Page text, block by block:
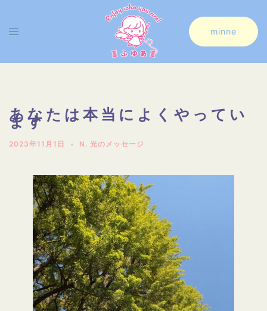
ン
ン
ス
キ
ト
ニ
ュ
ー
minne
あなたは本当によくやってい
ます
2023年11月1日 N. 光のメッセージ